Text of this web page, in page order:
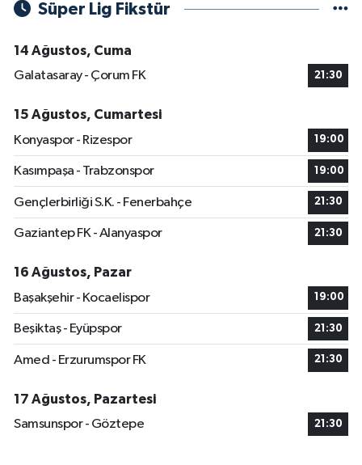
Süper Lig Fikstür
14 Ağustos, Cuma
Galatasaray - Çorum FK
21:30
15 Ağustos, Cumartesi
Konyaspor - Rizespor
19:00
Kasımpaşa - Trabzonspor 19:00
Gençlerbirliği S.K. - Fenerbahçe 21:30
Gaziantep FK - Alanyaspor 21:30
16 Ağustos, Pazar
Başakşehir - Kocaelispor
19:00
Beşiktaş - Eyüpspor 21:30
Amed - Erzurumspor FK 21:30
17 Ağustos, Pazartesi
Samsunspor - Göztepe
21:30